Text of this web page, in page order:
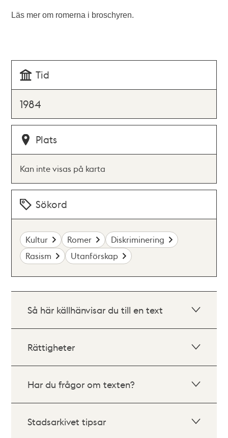
Läs mer om romerna i broschyren.
Tid
1984
Plats
Kan inte visas på karta
Sökord
Kultur Romer
Diskriminering
Rasism
Utanförskap
Så här källhänvisar du till en text
Rättigheter
Har du frågor om texten?
Stadsarkivet tipsar